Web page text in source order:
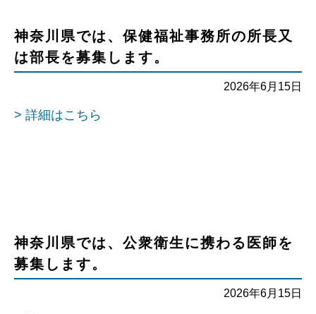
神奈川県では、保健福祉事務所の所長又
は部長を募集します。
2026年6月15日
> 詳細はこちら
神奈川県では、公衆衛生に携わる医師を
募集します。
2026年6月15日